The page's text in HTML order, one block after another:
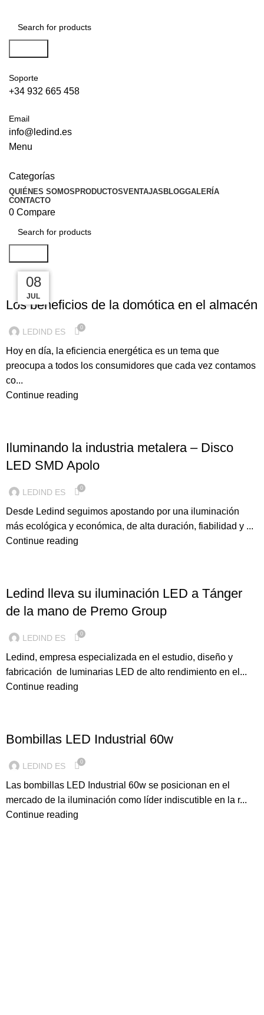
Soporte
+34 932 665 458‬
Email
info@ledind.es
Menu
Categorías
QUIÉNES SOMOS PRODUCTOSVENTAJAS BLOGGALERÍA
CONTACTO
0 Compare
05
ABR
ILUMINACION LED
Los beneficios de la domótica en el almacén
LEDIND ES 0
Hoy en día, la eficiencia energética es un tema que
preocupa a todos los consumidores que cada vez contamos
co...
Continue reading
12
JUN
Iluminando la industria metalera – Disco
LED SMD Apolo
LEDIND ES 0
Desde Ledind seguimos apostando por una iluminación
más ecológica y económica, de alta duración, fiabilidad y ...
Continue reading
16
ABR
Ledind lleva su iluminación LED a Tánger
de la mano de Premo Group
LEDIND ES 0
Ledind, empresa especializada en el estudio, diseño y
fabricación de luminarias LED de alto rendimiento en el...
Continue reading
08
JUL
Bombillas LED Industrial 60w
LEDIND ES 0
Las bombillas LED Industrial 60w se posicionan en el
mercado de la iluminación como líder indiscutible en la r...
Continue reading